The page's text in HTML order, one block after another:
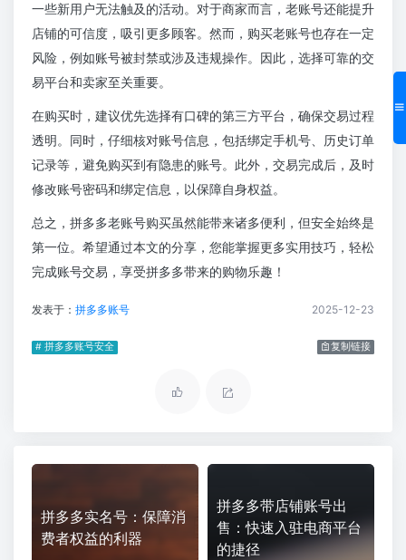
一些新用户无法触及的活动。对于商家而言，老账号还能提升
店铺的可信度，吸引更多顾客。然而，购买老账号也存在一定
风险，例如账号被封禁或涉及违规操作。因此，选择可靠的交
易平台和卖家至关重要。
在购买时，建议优先选择有口碑的第三方平台，确保交易过程
透明。同时，仔细核对账号信息，包括绑定手机号、历史订单
记录等，避免购买到有隐患的账号。此外，交易完成后，及时
修改账号密码和绑定信息，以保障自身权益。
总之，拼多多老账号购买虽然能带来诸多便利，但安全始终是
第一位。希望通过本文的分享，您能掌握更多实用技巧，轻松
完成账号交易，享受拼多多带来的购物乐趣！
发表于： 拼多多账号 2025-12-23
# 拼多多账号安全 复制链接
拼多多实名号：保障消
费者权益的利器
拼多多带店铺账号出
售：快速入驻电商平台
的捷径